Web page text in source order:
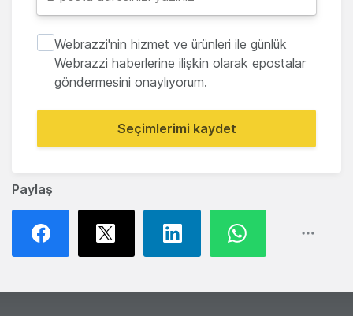
Paylaş
Webrazzi'nin hizmet ve ürünleri ile günlük
Webrazzi haberlerine ilişkin olarak epostalar
göndermesini onaylıyorum.
Seçimlerimi kaydet